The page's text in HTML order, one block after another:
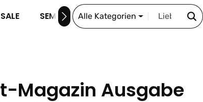
SALE SEMINARE DIE SCHNORR-STORY
Alle Kategorien
t-Magazin Ausgabe